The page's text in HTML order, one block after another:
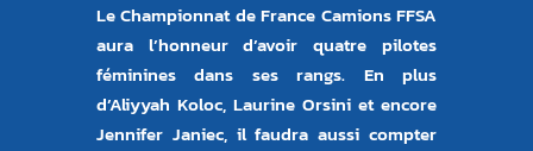
Le Championnat de France Camions FFSA
aura l’honneur d’avoir quatre pilotes
féminines dans ses rangs. En plus
d’Aliyyah Koloc, Laurine Orsini et encore
Jennifer Janiec, il faudra aussi compter